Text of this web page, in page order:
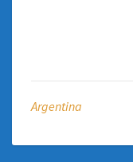
Argentina